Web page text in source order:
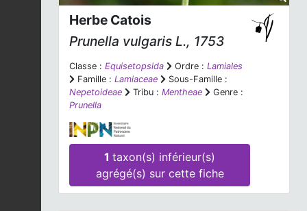
Herbe Catois
Prunella vulgaris L., 1753
Classe : Equisetopsida Ordre : Lamiales
Famille : Lamiaceae
Sous-Famille :
Nepetoideae
Tribu : Mentheae
Genre :
Prunella
1taxon(s) inférieur(s)
agrégé(s) sur cette fiche